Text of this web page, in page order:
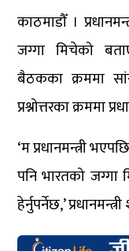
काठमाडौँ ।
जग्गा मिचेको
बैठकका क्रममा
प्रश्नोत्तरका क्रममा
‘म प्रधानमन्त्री
पनि भारतको जग्गा
हेर्नुपर्नेछ,’